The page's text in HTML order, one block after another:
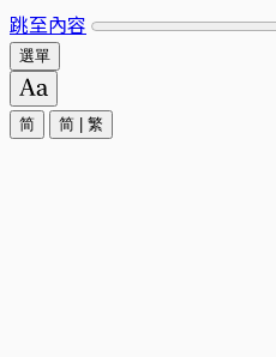
跳至內容
選單
简 简 繁